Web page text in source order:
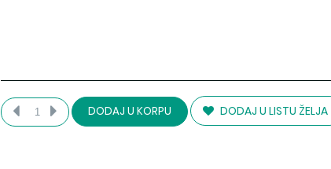
DODAJ U KORPU DODAJ U LISTU ŽELJA